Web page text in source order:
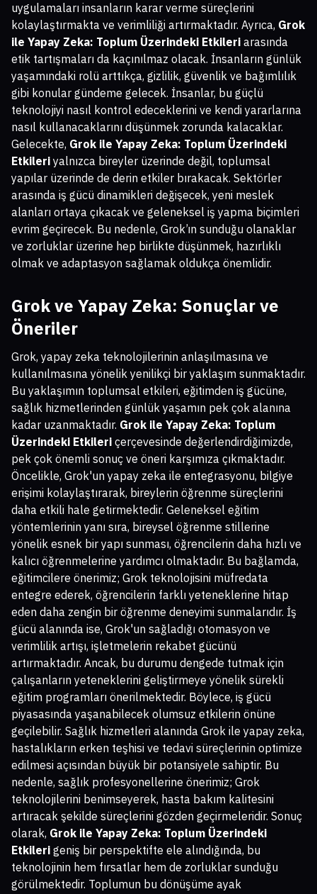
uygulamaları insanların karar verme süreçlerini
kolaylaştırmakta ve verimliliği artırmaktadır. Ayrıca, Grok
ile Yapay Zeka: Toplum Üzerindeki Etkileri arasında
etik tartışmaları da kaçınılmaz olacak. İnsanların günlük
yaşamındaki rolü arttıkça, gizlilik, güvenlik ve bağımlılık
gibi konular gündeme gelecek. İnsanlar, bu güçlü
teknolojiyi nasıl kontrol edeceklerini ve kendi yararlarına
nasıl kullanacaklarını düşünmek zorunda kalacaklar.
Gelecekte, Grok ile Yapay Zeka: Toplum Üzerindeki
Etkileri yalnızca bireyler üzerinde değil, toplumsal
yapılar üzerinde de derin etkiler bırakacak. Sektörler
arasında iş gücü dinamikleri değişecek, yeni meslek
alanları ortaya çıkacak ve geleneksel iş yapma biçimleri
evrim geçirecek. Bu nedenle, Grok’ın sunduğu olanaklar
ve zorluklar üzerine hep birlikte düşünmek, hazırlıklı
olmak ve adaptasyon sağlamak oldukça önemlidir.
Grok ve Yapay Zeka: Sonuçlar ve
Öneriler
Grok, yapay zeka teknolojilerinin anlaşılmasına ve
kullanılmasına yönelik yenilikçi bir yaklaşım sunmaktadır.
Bu yaklaşımın toplumsal etkileri, eğitimden iş gücüne,
sağlık hizmetlerinden günlük yaşamın pek çok alanına
kadar uzanmaktadır. Grok ile Yapay Zeka: Toplum
Üzerindeki Etkileri çerçevesinde değerlendirdiğimizde,
pek çok önemli sonuç ve öneri karşımıza çıkmaktadır.
Öncelikle, Grok'un yapay zeka ile entegrasyonu, bilgiye
erişimi kolaylaştırarak, bireylerin öğrenme süreçlerini
daha etkili hale getirmektedir. Geleneksel eğitim
yöntemlerinin yanı sıra, bireysel öğrenme stillerine
yönelik esnek bir yapı sunması, öğrencilerin daha hızlı ve
kalıcı öğrenmelerine yardımcı olmaktadır. Bu bağlamda,
eğitimcilere önerimiz; Grok teknolojisini müfredata
entegre ederek, öğrencilerin farklı yeteneklerine hitap
eden daha zengin bir öğrenme deneyimi sunmalarıdır. İş
gücü alanında ise, Grok'un sağladığı otomasyon ve
verimlilik artışı, işletmelerin rekabet gücünü
artırmaktadır. Ancak, bu durumu dengede tutmak için
çalışanların yeteneklerini geliştirmeye yönelik sürekli
eğitim programları önerilmektedir. Böylece, iş gücü
piyasasında yaşanabilecek olumsuz etkilerin önüne
geçilebilir. Sağlık hizmetleri alanında Grok ile yapay zeka,
hastalıkların erken teşhisi ve tedavi süreçlerinin optimize
edilmesi açısından büyük bir potansiyele sahiptir. Bu
nedenle, sağlık profesyonellerine önerimiz; Grok
teknolojilerini benimseyerek, hasta bakım kalitesini
artıracak şekilde süreçlerini gözden geçirmeleridir. Sonuç
olarak, Grok ile Yapay Zeka: Toplum Üzerindeki
Etkileri geniş bir perspektifte ele alındığında, bu
teknolojinin hem fırsatlar hem de zorluklar sunduğu
görülmektedir. Toplumun bu dönüşüme ayak